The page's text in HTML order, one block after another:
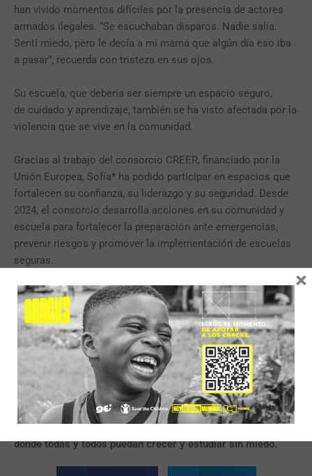
han vivido momentos difíciles por la presencia de actores
armados ilegales. “Se escuchaban disparos. Nadie salía.
Sentí miedo, pero le decía a mi mamá que algún día eso iba
a pasar”, recuerda con tristeza en sus ojos.
Su escuela, que debería ser siempre un espacio seguro,
de cuidado y aprendizaje, también se ha visto afectada por la
violencia que se vive en la comunidad.
Gracias al trabajo del consorcio CREER, financiado por la
Unión Europea, Sofía* ha podido participar en espacios que
fortalecen su confianza, su liderazgo y su seguridad. Desde
2024, el consorcio desarrolla acciones en su comunidad y
escuela para fortalecer la preparación ante emergencias,
prevenir riesgos y promover la implementación de escuelas
seguras.
“En los talleres hemos aprendido a cuidarnos entre todos, a
identificar los peligros y saber cómo actuar”, cuenta Sofía
con seguridad. Ahora hace parte del comité escolar de
gestión del riesgo, junto a sus compañeros y
docentes. Todas y todos trabajan para que su escuela sea
un lugar más seguro y resiliente.
Sofía sueña con que su escuela sea alegre, protegida y llena
de oportunidades para aprender y compartir. Un espacio
donde todas y todos puedan crecer y estudiar sin miedo.
×